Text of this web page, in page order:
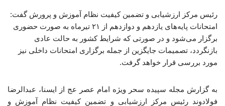
رئیس مرکز ارزشیابی و تضمین کیفیت نظام آموزش و پرورش گفت:
امتحانات پایه‌های یازدهم و دوازدهم از ۲۱ تیرماه به صورت حضوری
برگزار می‌شود و در صورتی که شرایط کشور به حالت عادی
بازنگردد، تصمیمات جایگزین از جمله برگزاری امتحانات داخلی نیز
مورد بررسی قرار خواهد گرفت.
به گزارش مجله سپیده سحر ویژه امام عصر عج از ایسنا، عبدالرضا
فولادوند رئیس مرکز ارزشیابی و تضمین کیفیت نظام آموزش و